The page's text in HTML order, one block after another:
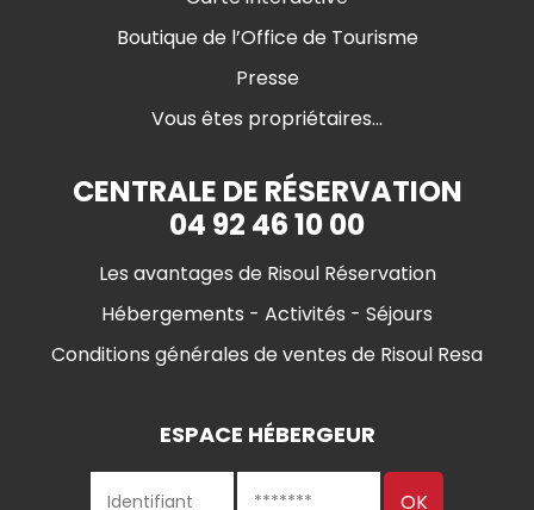
Boutique de l’Office de Tourisme
Presse
Vous êtes propriétaires...
CENTRALE DE RÉSERVATION
04 92 46 10 00
Les avantages de Risoul Réservation
Hébergements - Activités - Séjours
Conditions générales de ventes de Risoul Resa
ESPACE HÉBERGEUR